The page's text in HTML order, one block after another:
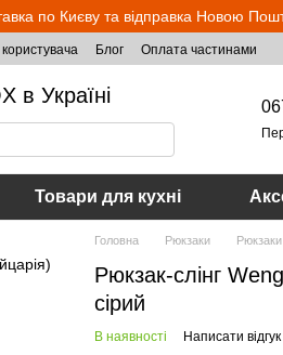
по Києву та відправка Новою
Блог Оплата частинами
в Україні
Товари для кухні
Головна Рюкзаки
Рюкзак-слінг
сірий
В наявності Написати відгук